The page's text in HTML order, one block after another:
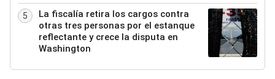
5
La fiscalía retira los cargos contra
otras tres personas por el estanque
reflectante y crece la disputa en
Washington